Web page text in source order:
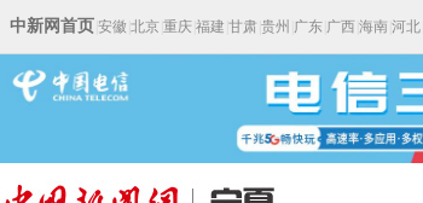
中新网首页 安徽 北京 重庆 福建 甘肃 贵州 广东 广西 海南 河北